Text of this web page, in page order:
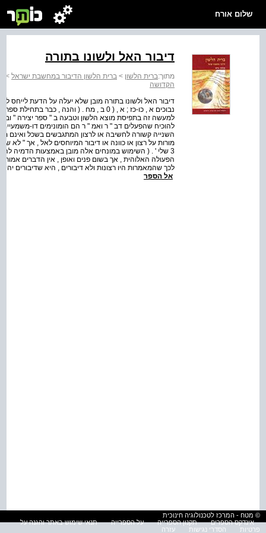
שלום אורח
דיבור האל ולשונו בתורה
מתוך:ברית הלשון > ברית הלשון הדיבור במחשבת ישראל >
הקדושה
דיבור האל ולשונו בתורה מובן שלא יעלה על הדעת לייחס
נבוכים א , כו-כז ; א , ( 0 ב , מח . ( והנה ,
למעשה זה בתפיסת מוצא הלשון וטבעה ב " ספר יצירה " וב "
להוכיח שהפעלים דב " ר ואמ " ר הם הומונימים דו-
השנייה קשורה לחשיבה או לרצון המתגבשים בשכל ואינם
מורות על רצון או כוונה או דיבור המיוחסים לאל , אך " לא
3 שלי ' . ( השימוש במונחים אלה מובן באמצעות הדמיה
הפעולה האלוהית , אך בשום פנים ואופן , אין הדברים
לכך שהמאמרות היו רצונות ולא דיבורים , היא שדיבורים
אל הספר
© מטח - המרכז לטכנולוגיה חינוכית
אינדקס הספרים
תקנון הספרייה על הספרייה
תנאי שימוש באתר והגנה על
פרטיות
הסדרי נגישות עזרה